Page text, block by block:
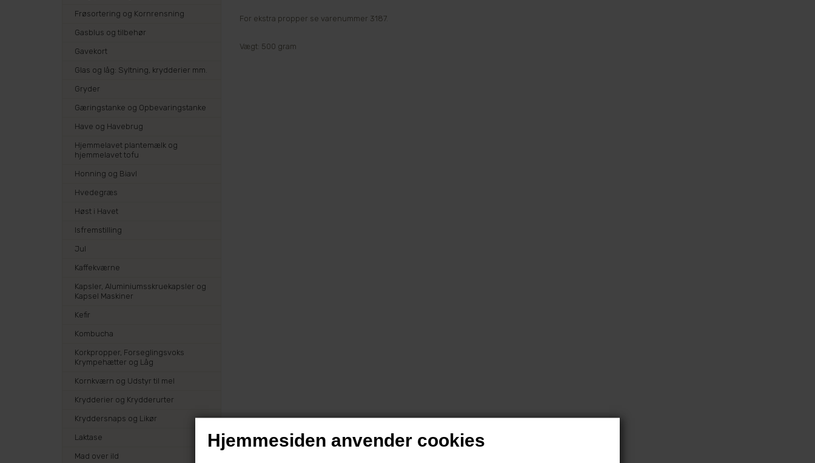
Hjemmesiden anvender cookies
For ekstra propper se varenummer 3187.
Vægt: 500 gram
Frøsortering og Kornrensning
Gasblus og tilbehør
Gavekort
Glas og låg: Syltning, krydderier mm.
Gryder
Gæringstanke og Opbevaringstanke
Have og Havebrug
Hjemmelavet plantemælk og
hjemmelavet tofu
Honning og Biavl
Hvedegræs
Høst i Havet
Isfremstilling
Jul
Kaffekværne
Kapsler, Aluminiumsskruekapsler og
Kapsel Maskiner
Kefir
Kombucha
Korkpropper, Forseglingsvoks
Krympehætter og Låg
Kornkværn og Udstyr til mel
Krydderier og Krydderurter
Kryddersnaps og Likør
Laktase
Mad over ild